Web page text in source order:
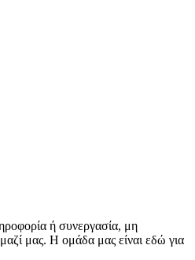
ή συνεργασία, μη
μας. Η ομάδα μας είναι εδώ για